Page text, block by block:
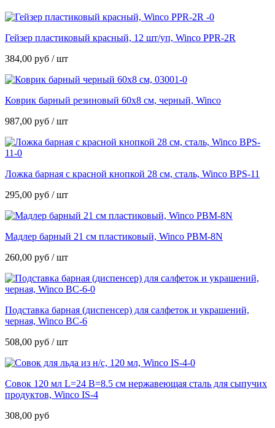
Гейзер пластиковый красный, 12 шт/уп, Winco PPR-2R
384,00 руб / шт
Коврик барный резиновый 60х8 см, черный, Winco
987,00 руб / шт
Ложка барная с красной кнопкой 28 см, сталь, Winco BPS-11
295,00 руб / шт
Мадлер барный 21 см пластиковый, Winco PBM-8N
260,00 руб / шт
Подставка барная (диспенсер) для салфеток и украшений,
черная, Winco BC-6
508,00 руб / шт
Совок 120 мл L=24 B=8.5 см нержавеющая сталь для сыпучих
продуктов, Winco IS-4
308,00 руб